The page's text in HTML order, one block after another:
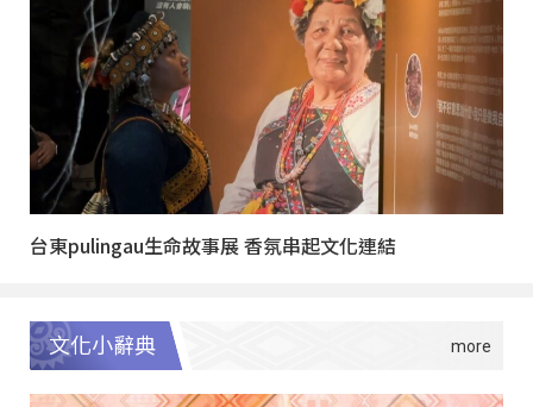
台東pulingau生命故事展 香氛串起文化連結
文化小辭典